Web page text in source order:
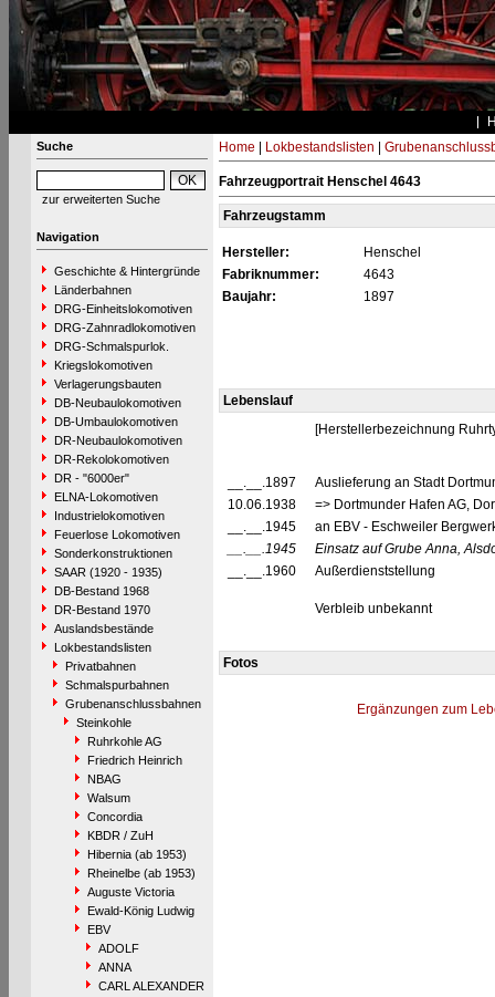
Suche
zur erweiterten Suche
Navigation
Geschichte & Hintergründe
Länderbahnen
DRG-Einheitslokomotiven
DRG-Zahnradlokomotiven
DRG-Schmalspurlok.
Kriegslokomotiven
Verlagerungsbauten
DB-Neubaulokomotiven
DB-Umbaulokomotiven
DR-Neubaulokomotiven
DR-Rekolokomotiven
DR - "6000er"
ELNA-Lokomotiven
Industrielokomotiven
Feuerlose Lokomotiven
Sonderkonstruktionen
SAAR (1920 - 1935)
DB-Bestand 1968
DR-Bestand 1970
Auslandsbestände
Lokbestandslisten
Privatbahnen
Schmalspurbahnen
Grubenanschlussbahnen
Steinkohle
Ruhrkohle AG
Friedrich Heinrich
NBAG
Walsum
Concordia
KBDR / ZuH
Hibernia (ab 1953)
Rheinelbe (ab 1953)
Auguste Victoria
Ewald-König Ludwig
EBV
ADOLF
ANNA
CARL ALEXANDER
Home Lokbestandslisten
Fahrzeugportrait Henschel 4643
Fahrzeugstamm
Hersteller:
Henschel
Fabriknummer:
4643
Baujahr:
1897
Lebenslauf
[Herstellerbezeichnung
__.__.1897
Auslieferung an Stadt
10.06.1938
=> Dortmunder Hafen AG,
__.__.1945
an EBV - Eschweiler
__.__.1945
Einsatz auf Grube Anna,
__.__.1960
Außerdienststellung
Verbleib unbekannt
Fotos
Ergänzungen zum